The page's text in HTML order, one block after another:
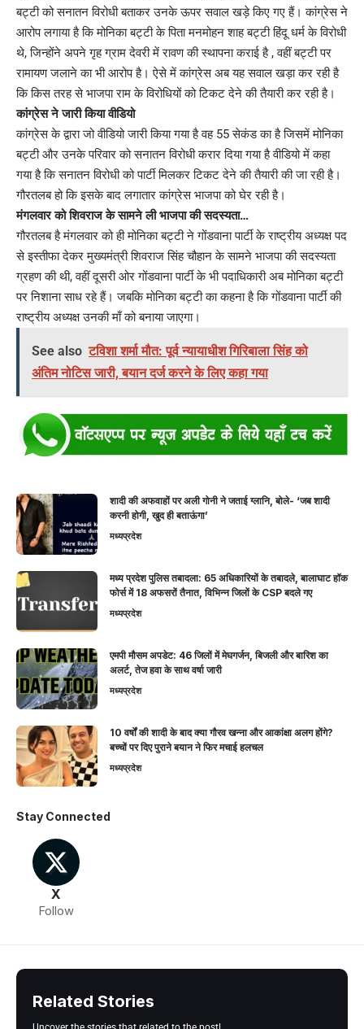
बट्टी को सनातन विरोधी बताकर उनके ऊपर सवाल खड़े किए गए हैं। कांग्रेस ने
आरोप लगाया है कि मोनिका बट्टी के पिता मनमोहन शाह बट्टी हिंदू धर्म के विरोधी
थे, जिन्होंने अपने गृह ग्राम देवरी में रावण की स्थापना कराई है , वहीं बट्टी पर
रामायण जलाने का भी आरोप है। ऐसे में कांग्रेस अब यह सवाल खड़ा कर रही है
कि किस तरह से भाजपा राम के विरोधियों को टिकट देने की तैयारी कर रही है।
कांग्रेस ने जारी किया वीडियो
कांग्रेस के द्वारा जो वीडियो जारी किया गया है वह 55 सेकंड का है जिसमें मोनिका
बट्टी और उनके परिवार को सनातन विरोधी करार दिया गया है वीडियो में कहा
गया है कि सनातन विरोधी को पार्टी मिलकर टिकट देने की तैयारी की जा रही है।
गौरतलब हो कि इसके बाद लगातार कांग्रेस भाजपा को घेर रही है।
मंगलवार को शिवराज के सामने ली भाजपा की सदस्यता…
गौरतलब है मंगलवार को ही मोनिका बट्टी ने गोंडवाना पार्टी के राष्ट्रीय अध्यक्ष पद
से इस्तीफा देकर मुख्यमंत्री शिवराज सिंह चौहान के सामने भाजपा की सदस्यता
ग्रहण की थी, वहीं दूसरी ओर गोंडवाना पार्टी के भी पदाधिकारी अब मोनिका बट्टी
पर निशाना साध रहे हैं। जबकि मोनिका बट्टी का कहना है कि गोंडवाना पार्टी की
राष्ट्रीय अध्यक्ष उनकी माँ को बनाया जाएगा।
See also टविशा शर्मा मौत: पूर्व न्यायाधीश गिरिबाला सिंह को
अंतिम नोटिस जारी, बयान दर्ज करने के लिए कहा गया
शादी की अफवाहों पर अली गोनी ने जताई ग्लानि, बोले- ‘जब शादी
करनी होगी, खुद ही बताऊंगा’
मध्यप्रदेश
मध्य प्रदेश पुलिस तबादला: 65 अधिकारियों के तबादले, बालाघाट हॉक
फोर्स में 18 अफसरों तैनात, विभिन्न जिलों के CSP बदले गए
मध्यप्रदेश
एमपी मौसम अपडेट: 46 जिलों में मेघगर्जन, बिजली और बारिश का
अलर्ट, तेज हवा के साथ वर्षा जारी
मध्यप्रदेश
10 वर्षों की शादी के बाद क्या गौरव खन्ना और आकांक्षा अलग होंगे?
बच्चों पर दिए पुराने बयान ने फिर मचाई हलचल
मध्यप्रदेश
Stay Connected
X
Follow
Related Stories